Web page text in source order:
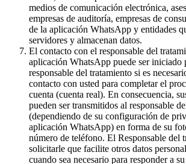
medios de comunicación electrónica,
empresas de auditoría, empresas de
de la aplicación WhatsApp y entidades
servidores y almacenan datos.
El contacto con el responsable del
aplicación WhatsApp puede ser iniciado
responsable del tratamiento si es
contacto con usted para completar el
cuenta (cuenta real). En consecuencia,
pueden ser transmitidos al responsable
(dependiendo de su configuración de
aplicación WhatsApp) en forma de su
número de teléfono. El Responsable del
solicitarle que facilite otros datos
cuando sea necesario para responder a